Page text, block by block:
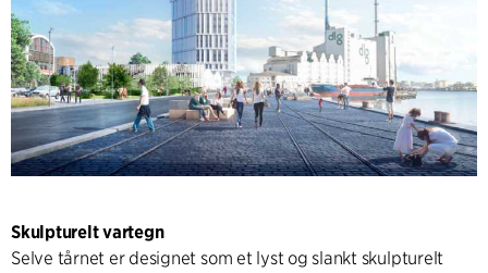
Skulpturelt vartegn
Selve tårnet er designet som et lyst og slankt skulpturelt